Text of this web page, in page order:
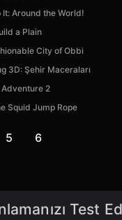
It: Around the World!
a Plain
City of Obbi
3D: Şehir Maceraları
2
Squid Jump Rope
5 6
Test